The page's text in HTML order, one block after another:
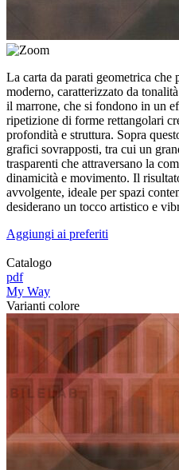
La carta da parati geometrica che
moderno, caratterizzato da
il marrone, che si fondono in un
ripetizione di forme rettangolari
profondità e struttura. Sopra
grafici sovrapposti, tra cui un
trasparenti che attraversano la
dinamicità e movimento. Il
avvolgente, ideale per spazi
desiderano un tocco artistico e
Aggiungi ai preferiti
Catalogo
pdf
My Way
Varianti colore